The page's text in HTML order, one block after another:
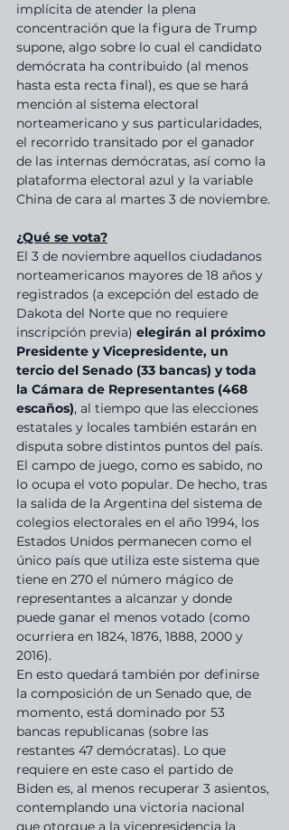
implícita de atender la plena
concentración que la figura de Trump
supone, algo sobre lo cual el candidato
demócrata ha contribuido (al menos
hasta esta recta final), es que se hará
mención al sistema electoral
norteamericano y sus particularidades,
el recorrido transitado por el ganador
de las internas demócratas, así como la
plataforma electoral azul y la variable
China de cara al martes 3 de noviembre.
¿Qué se vota?
El 3 de noviembre aquellos ciudadanos
norteamericanos mayores de 18 años y
registrados (a excepción del estado de
Dakota del Norte que no requiere
inscripción previa) elegirán al próximo
Presidente y Vicepresidente, un
tercio del Senado (33 bancas) y toda
la Cámara de Representantes (468
escaños), al tiempo que las elecciones
estatales y locales también estarán en
disputa sobre distintos puntos del país.
El campo de juego, como es sabido, no
lo ocupa el voto popular. De hecho, tras
la salida de la Argentina del sistema de
colegios electorales en el año 1994, los
Estados Unidos permanecen como el
único país que utiliza este sistema que
tiene en 270 el número mágico de
representantes a alcanzar y donde
puede ganar el menos votado (como
ocurriera en 1824, 1876, 1888, 2000 y
2016).
En esto quedará también por definirse
la composición de un Senado que, de
momento, está dominado por 53
bancas republicanas (sobre las
restantes 47 demócratas). Lo que
requiere en este caso el partido de
Biden es, al menos recuperar 3 asientos,
contemplando una victoria nacional
que otorgue a la vicepresidencia la